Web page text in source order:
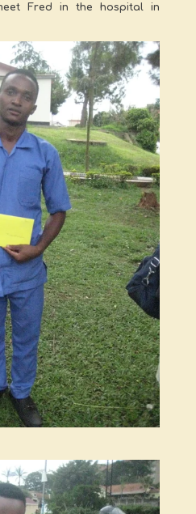
Fred in the hospital in